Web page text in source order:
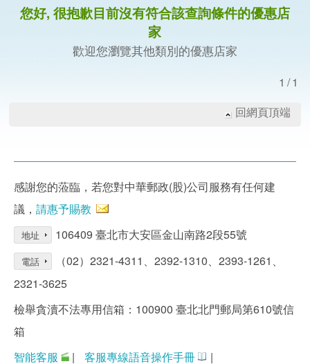
您好, 很抱歉目前沒有符合該查詢條件的優惠店
家
歡迎您瀏覽其他類別的優惠店家
1/1
回網頁頂端
感謝您的蒞臨，若您對中華郵政(股)公司服務有任何建
議， 請惠予賜教
地址 106409 臺北市大安區金山南路2段55號
電話
（02）2321-4311、2392-1310、2393-1261、
2321-3625
檢舉貪瀆不法專用信箱：100900 臺北北門郵局第610號信
箱
智能客服
| 客服專線語音操作手冊 |